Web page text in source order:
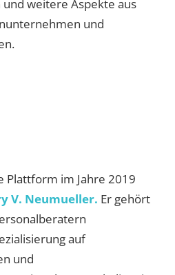
weitere Aspekte aus
und
Plattform im Jahre 2019
V. Neumueller. Er gehört
auf
und